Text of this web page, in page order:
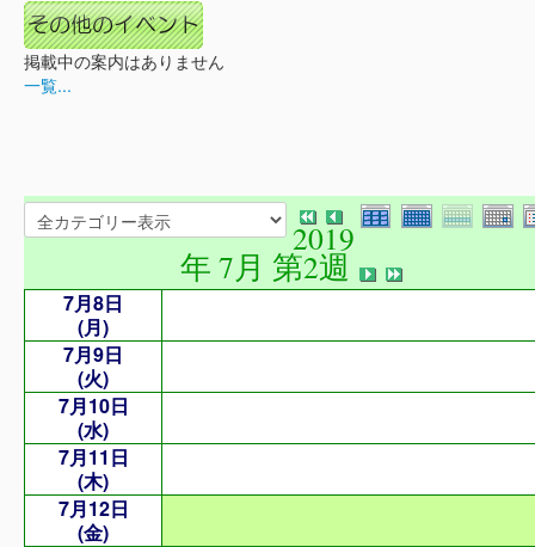
掲載中の案内はありません
一覧...
2019
年 7月 第2週
7月8日
(月)
7月9日
(火)
7月10日
(水)
7月11日
(木)
7月12日
(金)